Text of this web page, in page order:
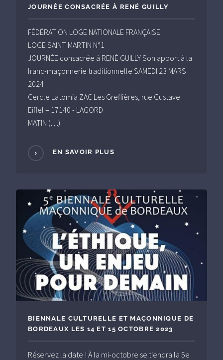
JOURNÉE CONSACRÉE À RENÉ GUILLY
FÉDÉRATION LOGE NATIONALE FRANÇAISE
LOGE SAINT MARTIN N°1
JOURNÉE consacrée à RENÉ GUILLY Son apport à la
franc-maçonnerie traditionnelle SAMEDI 23 MARS
2024
Cercle Latomia ZAC Les Greffières, rue Gustave
Eiffel – 17140 - LAGORD
MATIN (…)
EN SAVOIR PLUS
BIENNALE CULTURELLE ET MAÇONNIQUE DE
BORDEAUX LES 14 ET 15 OCTOBRE 2023
Réservez la date ! À la mi-octobre se tiendra la 5e